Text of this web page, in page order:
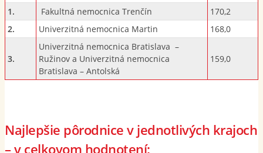
1.
Fakultná nemocnica Trenčín
170,2
2.
Univerzitná nemocnica Martin 168,0
3.
Univerzitná nemocnica Bratislava –
Ružinov a Univerzitná nemocnica
Bratislava – Antolská
159,0
Najlepšie pôrodnice v jednotlivých krajoch